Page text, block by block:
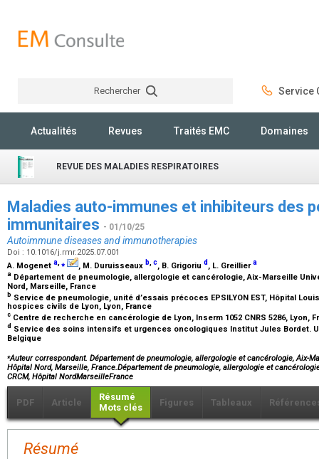
Rechercher Service
Actualités Revues Traités EMC Domaines
REVUE DES MALADIES RESPIRATOIRES
Maladies auto-immunes et inhibiteurs des
immunitaires - 01/10/25
Autoimmune diseases and immunotherapies
Doi : 10.1016/j.rmr.2025.07.001
A. Mogenet a,⁎ , M. Duruisseaux b,c, B. Grigoriu d , L. Greilliera
a Département de pneumologie, allergologie et cancérologie, Aix-Marseille
Nord, Marseille, France
b Service de pneumologie, unité d’essais précoces EPSILYON EST, Hôpital
hospices civils de Lyon, Lyon, France
c Centre de recherche en cancérologie de Lyon, Inserm 1052 CNRS 5286, Lyon,
d Service des soins intensifs et urgences oncologiques Institut Jules Bordet.
Belgique
⁎Auteur correspondant. Département de pneumologie, allergologie et cancérologie, Aix-
Hôpital Nord, Marseille, France.Département de pneumologie, allergologie et
CRCM, Hôpital NordMarseilleFrance
PDF Article
Résumé
Mots clés
Figures Tableaux
Résumé